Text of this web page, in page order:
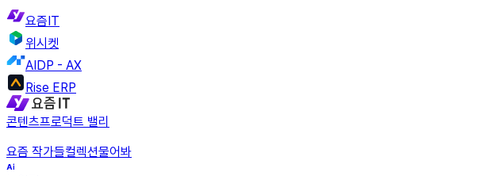
요즘IT
위시켓
AIDP - AX
Rise ERP
콘텐츠프로덕트 밸리
요즘 작가들컬렉션물어봐